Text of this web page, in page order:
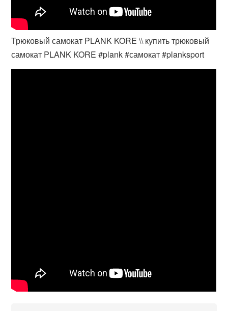
Трюковый самокат PLANK KORE \\ купить трюковый
самокат PLANK KORE #plank #самокат #planksport